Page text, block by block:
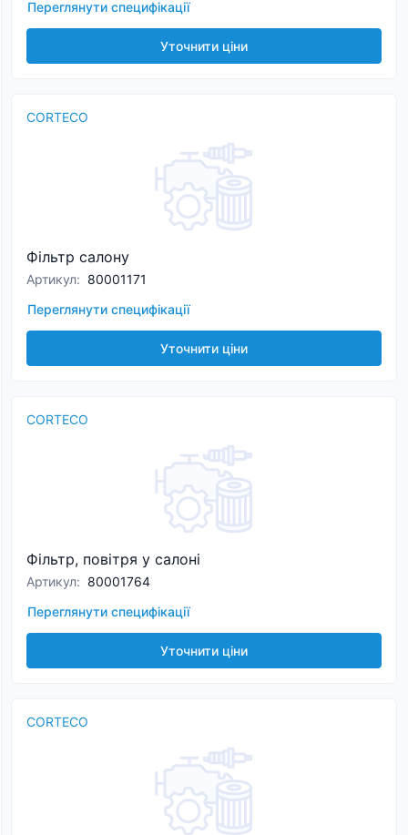
Переглянути специфікації
Уточнити ціни
CORTECO
Фільтр салону
Артикул: 80001171
Переглянути специфікації
Уточнити ціни
CORTECO
Фільтр, повітря у салоні
Артикул: 80001764
Переглянути специфікації
Уточнити ціни
CORTECO